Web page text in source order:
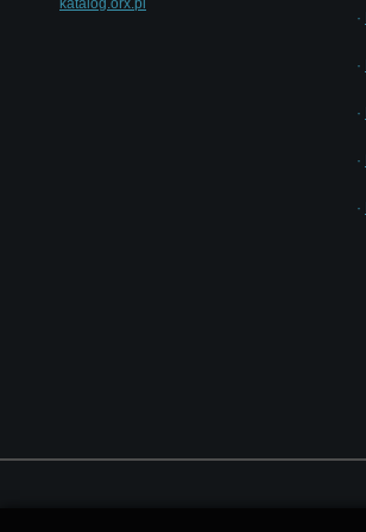
katalog.orx.pl
·
·
·
·
·